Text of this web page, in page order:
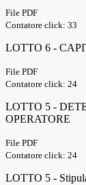
File PDF
Contatore click: 33
LOTTO 6 -
File PDF
Contatore click: 24
LOTTO 5 -
OPERATORE
File PDF
Contatore click: 24
LOTTO 5 -